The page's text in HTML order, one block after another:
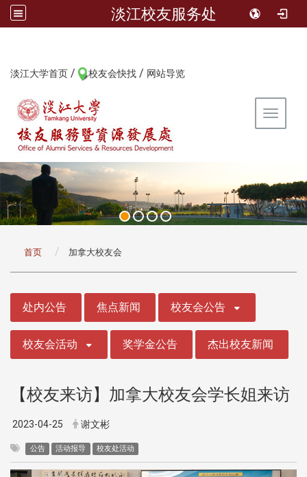
淡江校友服务处
淡江大学首页 / 校友会快找 / 网站导览
Toggle
首页 加拿大校友会
处内公告 焦点新闻 校友会公告
校友会活动 奖学金公告 杰出校友新闻
【校友来访】加拿大校友会学长姐来访
2023-04-25 谢文彬
公告 活动报导 校友处活动